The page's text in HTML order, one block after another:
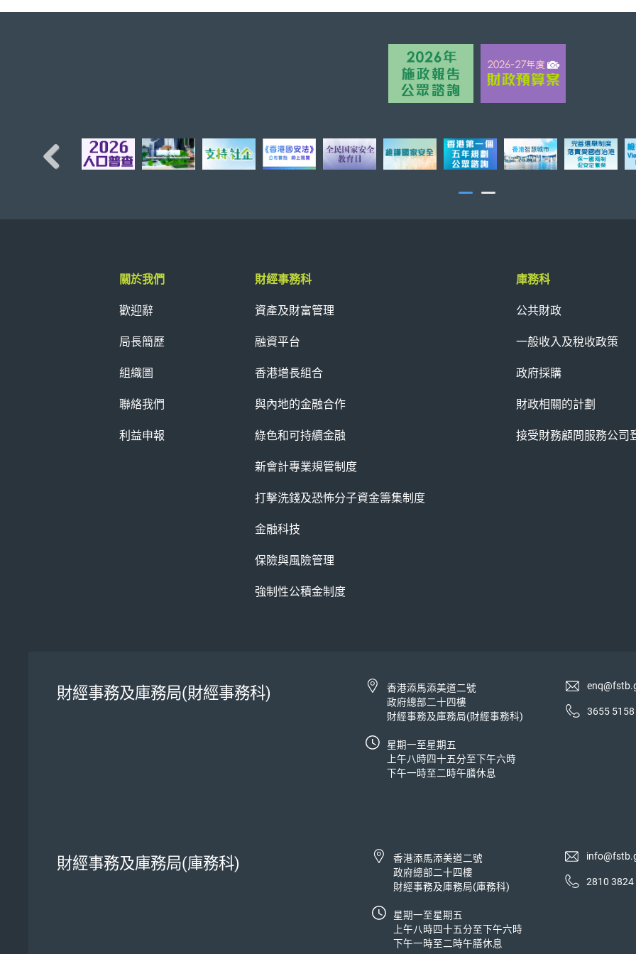
關於我們
歡迎辭
局長簡歷
組織圖
聯絡我們
利益申報
財經事務科
資產及財富管理
融資平台
香港增長組合
與內地的金融合作
綠色和可持續金融
新會計專業規管制度
打擊洗錢及恐怖分子資金籌集制度
金融科技
保險與風險管理
強制性公積金制度
庫務科
公共財政
一般收入及稅收政策
政府採購
財政相關的計劃
接受財務顧問服務公司
財經事務及庫務局(財經事務科)
香港添馬添美道二號
政府總部二十四樓
財經事務及庫務局(財經事務科)
星期一至星期五
上午八時四十五分至下午六時
下午一時至二時午膳休息
3655 5158
財經事務及庫務局(庫務科)
香港添馬添美道二號
政府總部二十四樓
財經事務及庫務局(庫務科)
星期一至星期五
上午八時四十五分至下午六時
下午一時至二時午膳休息
2810 3824